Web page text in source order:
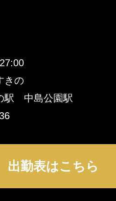
きの
駅 中島公園駅
出勤表はこちら